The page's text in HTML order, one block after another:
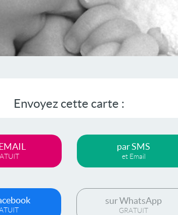
Envoyez cette carte :
par SMS
et Email
sur WhatsApp
GRATUIT